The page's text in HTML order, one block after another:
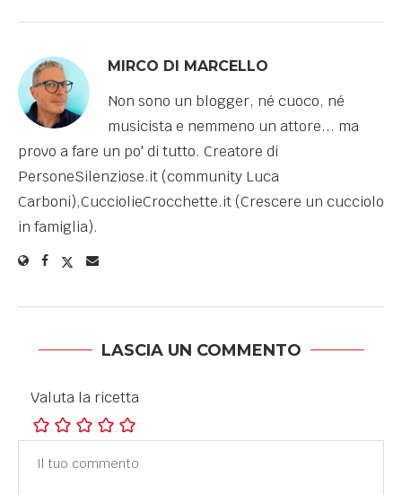
MIRCO DI MARCELLO
Non sono un blogger, né cuoco, né
musicista e nemmeno un attore... ma
provo a fare un po' di tutto. Creatore di
PersoneSilenziose.it (community Luca
Carboni),CucciolieCrocchette.it (Crescere un cucciolo
in famiglia).
LASCIA UN COMMENTO
Valuta la ricetta